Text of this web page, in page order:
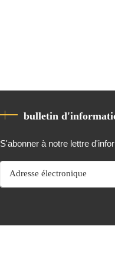
bulletin
S'abonner à notre lettre